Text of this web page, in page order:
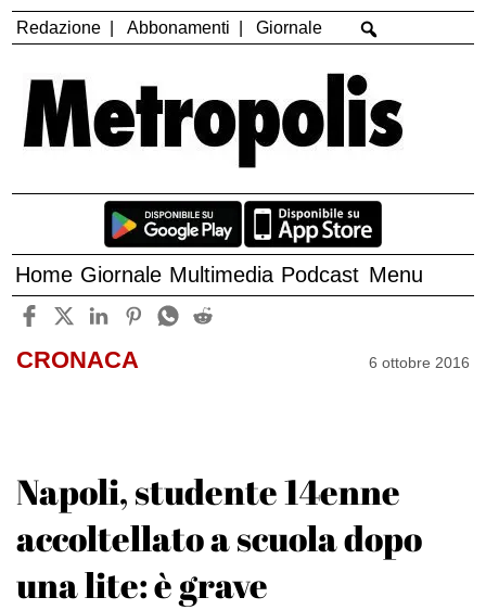
Redazione Abbonamenti Giornale
Home Giornale Multimedia Podcast Menu
CRONACA 6 ottobre 2016
Napoli, studente 14enne
accoltellato a scuola dopo
una lite: è grave